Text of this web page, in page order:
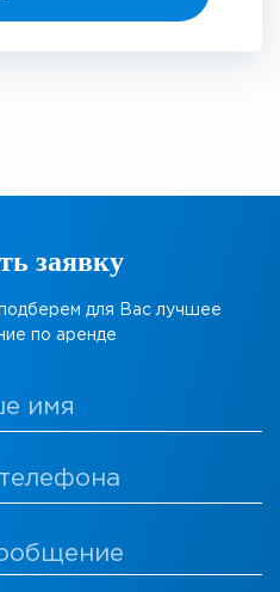
заявку
для Вас лучшее
по аренде